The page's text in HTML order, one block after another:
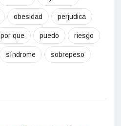
obesidad perjudica
por que puedo riesgo
síndrome sobrepeso